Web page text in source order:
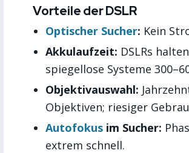
Vorteile der DSLR
Optischer Sucher: Kein
Akkulaufzeit: DSLRs
spiegellose Systeme
Objektivauswahl:
Objektiven; riesiger
Autofokusim Sucher:
extrem schnell.